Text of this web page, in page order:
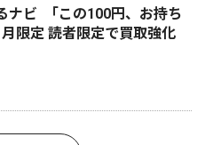
ナビ ｢この100円、お持ち
限定 読者限定で買取強化